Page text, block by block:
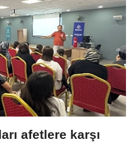
afetlere karşı